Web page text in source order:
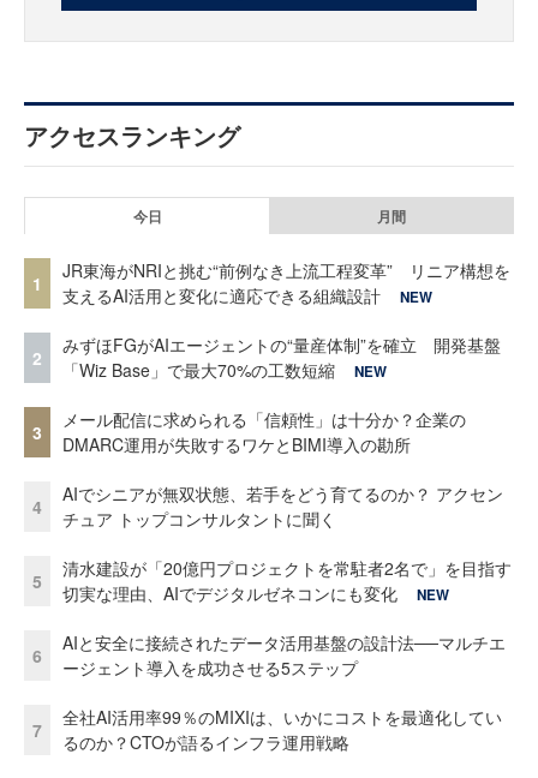
アクセスランキング
今日 月間
1
JR東海がNRIと挑む“前例なき上流工程変革” リニア構想を
支えるAI活用と変化に適応できる組織設計
NEW
2
みずほFGがAIエージェントの“量産体制”を確立 開発基盤
「Wiz Base」で最大70%の工数短縮
NEW
3
メール配信に求められる「信頼性」は十分か？企業の
DMARC運用が失敗するワケとBIMI導入の勘所
4
AIでシニアが無双状態、若手をどう育てるのか？ アクセン
チュア トップコンサルタントに聞く
5
清水建設が「20億円プロジェクトを常駐者2名で」を目指す
切実な理由、AIでデジタルゼネコンにも変化
NEW
6
AIと安全に接続されたデータ活用基盤の設計法──マルチエ
ージェント導入を成功させる5ステップ
7
全社AI活用率99％のMIXIは、いかにコストを最適化してい
るのか？CTOが語るインフラ運用戦略